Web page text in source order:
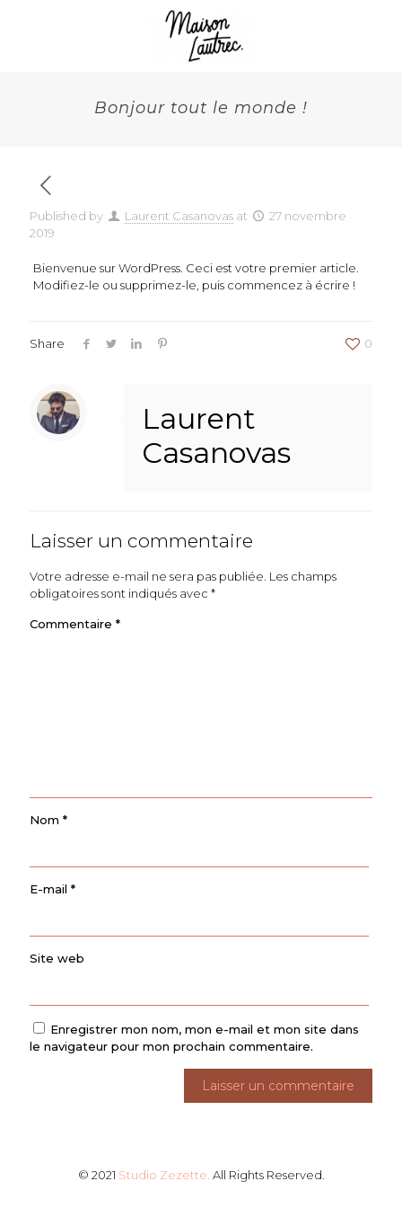
Bonjour tout le monde !
Published by Laurent Casanovas at
27 novembre
2019
Bienvenue sur WordPress. Ceci est votre premier article.
Modifiez-le ou supprimez-le, puis commencez à écrire !
Share 0
Laurent
Casanovas
Laisser un commentaire
Votre adresse e-mail ne sera pas publiée. Les champs
obligatoires sont indiqués avec *
Commentaire *
Nom *
E-mail *
Site web
Enregistrer mon nom, mon e-mail et mon site dans
le navigateur pour mon prochain commentaire.
© 2021 Studio Zezette. All Rights Reserved.